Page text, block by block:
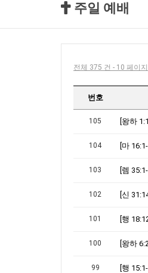
주일 예배
전체 375 건 - 10 페이지
번호
105 [왕하
104 [마
103 [렘
102 [신
101 [행
100
99 [행